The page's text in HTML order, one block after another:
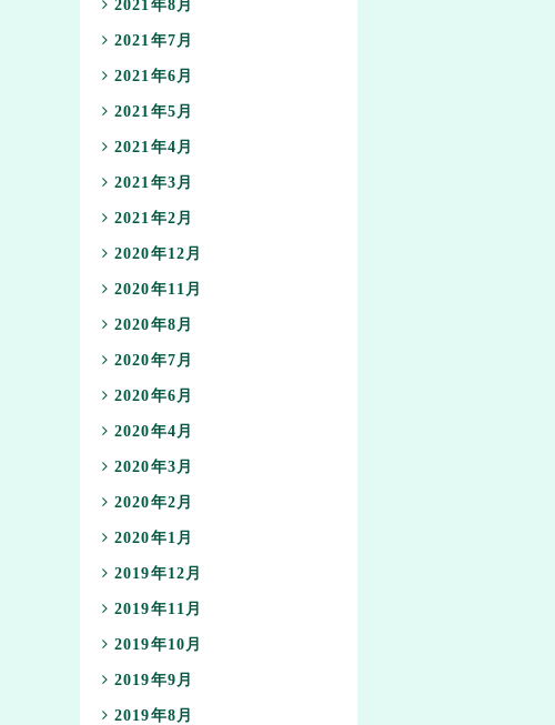
2021年8月
2021年7月
2021年6月
2021年5月
2021年4月
2021年3月
2021年2月
2020年12月
2020年11月
2020年8月
2020年7月
2020年6月
2020年4月
2020年3月
2020年2月
2020年1月
2019年12月
2019年11月
2019年10月
2019年9月
2019年8月